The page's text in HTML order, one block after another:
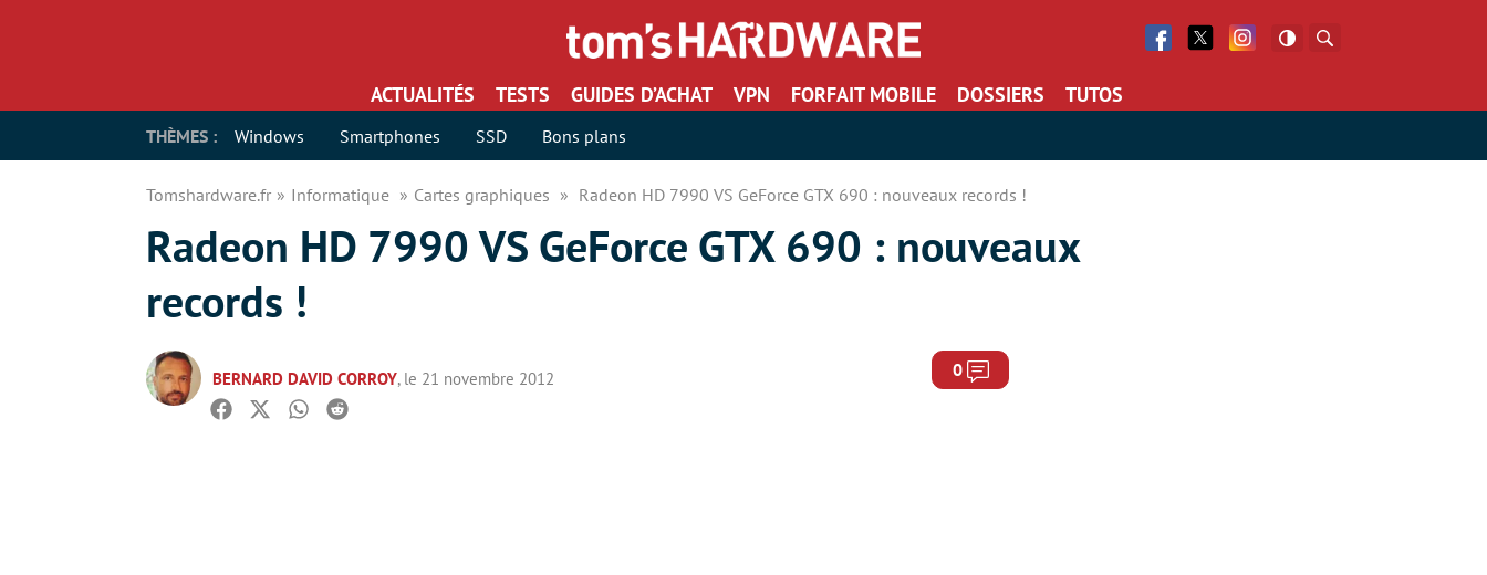
Facebook
Twitter Facebook
ACTUALITÉS TESTS GUIDES D’ACHAT VPN FORFAIT MOBILE DOSSIERS TUTOS
THÈMES : Windows Smartphones SSD Bons plans
Tomshardware.fr Informatique Cartes graphiques Radeon HD 7990 VS GeForce GTX 690 : nouveaux records !
Radeon HD 7990 VS GeForce GTX 690 : nouveaux
records !
BERNARD DAVID CORROY, le 21 novembre 2012 0 Commentaires
Facebook
TwitterWhatsapp
Reddit